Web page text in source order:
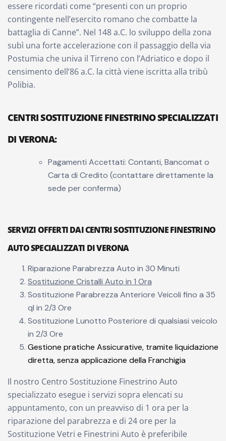
essere ricordati come “presenti con un proprio
contingente nell’esercito romano che combatte la
battaglia di Canne”. Nel 148 a.C. lo sviluppo della zona
subì una forte accelerazione con il passaggio della via
Postumia che univa il Tirreno con l’Adriatico e dopo il
censimento dell’86 a.C. la città viene iscritta alla tribù
Polibia.
CENTRI SOSTITUZIONE FINESTRINO SPECIALIZZATI
DI VERONA:
Pagamenti Accettati: Contanti, Bancomat o
Carta di Credito (contattare direttamente la
sede per conferma)
SERVIZI OFFERTI DAI CENTRI SOSTITUZIONE FINESTRINO
AUTO SPECIALIZZATI DI VERONA
Riparazione Parabrezza Auto in 30 Minuti
Sostituzione Cristalli Auto in 1 Ora
Sostituzione Parabrezza Anteriore Veicoli fino a 35
ql in 2/3 Ore
Sostituzione Lunotto Posteriore di qualsiasi veicolo
in 2/3 Ore
Gestione pratiche Assicurative, tramite liquidazione
diretta, senza applicazione della Franchigia
Il nostro Centro Sostituzione Finestrino Auto
specializzato esegue i servizi sopra elencati su
appuntamento, con un preavviso di 1 ora per la
riparazione del parabrezza e di 24 ore per la
Sostituzione Vetri e Finestrini Auto è preferibile